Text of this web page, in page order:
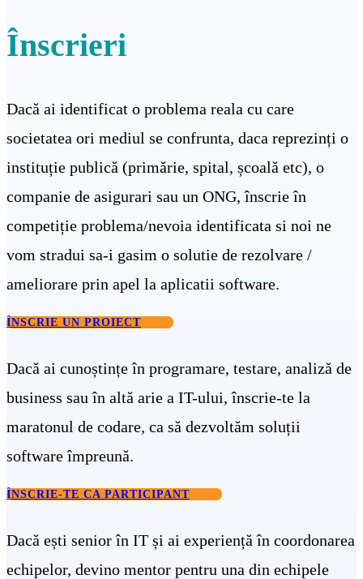
Înscrieri
Dacă ai identificat o problema reala cu care
societatea ori mediul se confrunta, daca reprezinți o
instituție publică (primărie, spital, școală etc), o
companie de asigurari sau un ONG, înscrie în
competiție problema/nevoia identificata si noi ne
vom stradui sa-i gasim o solutie de rezolvare /
ameliorare prin apel la aplicatii software.
ÎNSCRIE UN PROIECT
Dacă ai cunoștințe în programare, testare, analiză de
business sau în altă arie a IT-ului, înscrie-te la
maratonul de codare, ca să dezvoltăm soluții
software împreună.
ÎNSCRIE-TE CA PARTICIPANT
Dacă ești senior în IT și ai experiență în coordonarea
echipelor, devino mentor pentru una din echipele